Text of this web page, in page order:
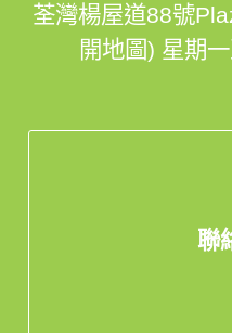
荃灣楊屋道88號
開地圖) 星期
聯